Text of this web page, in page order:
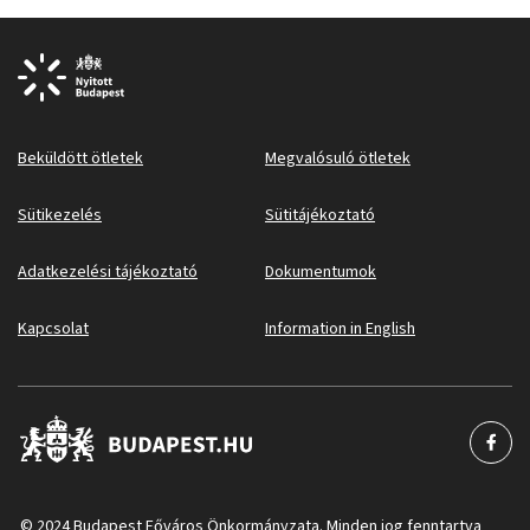
Beküldött ötletek Megvalósuló ötletek
Sütikezelés Sütitájékoztató
Adatkezelési tájékoztató Dokumentumok
Kapcsolat Information in English